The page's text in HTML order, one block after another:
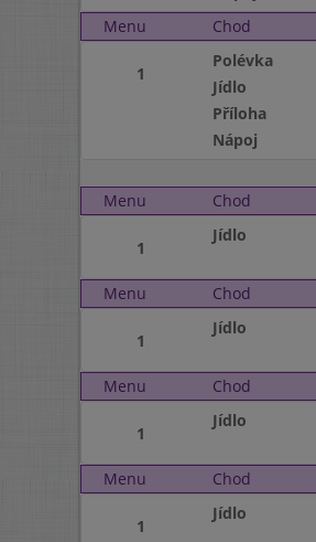
Menu
Chod
1
Polévka
Jídlo
Příloha
Nápoj
Menu
Chod
1
Jídlo
Menu Chod
1
Jídlo
Menu Chod
1
Jídlo
Menu Chod
1
Jídlo